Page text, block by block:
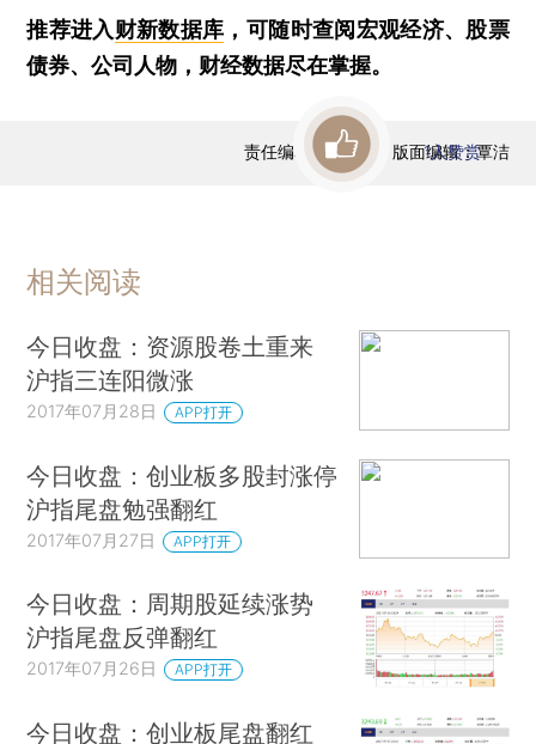
推荐进入财新数据库 ，可随时查阅宏观经济、股票
债券、公司人物，财经数据尽在掌握。
责任编辑：曹文姣 | 版面编辑：覃洁
1人赞赏
相关阅读
今日收盘：资源股卷土重来
沪指三连阳微涨
2017年07月28日 APP打开
今日收盘：创业板多股封涨停
沪指尾盘勉强翻红
2017年07月27日 APP打开
今日收盘：周期股延续涨势
沪指尾盘反弹翻红
2017年07月26日 APP打开
今日收盘：创业板尾盘翻红